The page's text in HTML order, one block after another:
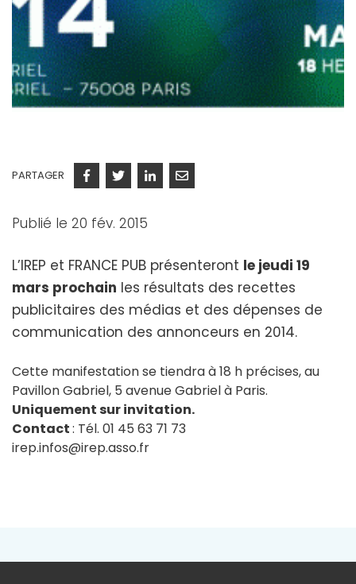
PARTAGER Facebook
TwitterLinkedinCourriel
Publié le 20 fév. 2015
L’IREP et FRANCE PUB présenteront le jeudi 19
mars prochain les résultats des recettes
publicitaires des médias et des dépenses de
communication des annonceurs en 2014.
Cette manifestation se tiendra à 18 h précises, au
Pavillon Gabriel, 5 avenue Gabriel à Paris.
Uniquement sur invitation.
Contact: Tél. 01 45 63 71 73
irep.infos@irep.asso.fr